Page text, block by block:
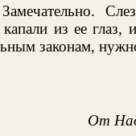
из ее глаз,
законам,
От